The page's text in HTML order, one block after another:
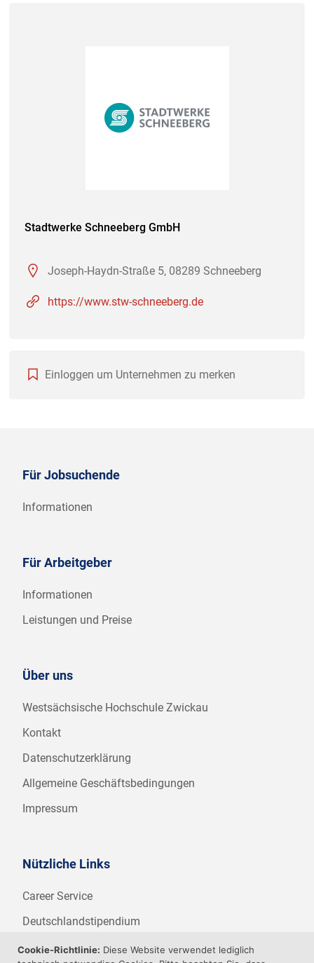
Stadtwerke Schneeberg GmbH
Joseph-Haydn-Straße 5, 08289 Schneeberg
https://www.stw-schneeberg.de
Einloggen um Unternehmen zu merken
Für Jobsuchende
Informationen
Für Arbeitgeber
Informationen
Leistungen und Preise
Über uns
Westsächsische Hochschule Zwickau
Kontakt
Datenschutzerklärung
Allgemeine Geschäftsbedingungen
Impressum
Nützliche Links
Career Service
Deutschlandstipendium
WHZ Firmenstipendium
Cookie-Richtlinie: Diese Website verwendet lediglich